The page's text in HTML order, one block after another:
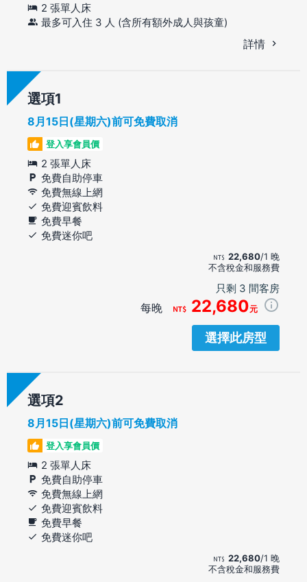
2 張單人床
最多可入住 3 人 (含所有額外成人與孩童)
詳情
選項
8月15日(星期六)前可免費取消
登入享會員價
2 張單人床
免費自助停車
免費無線上網
免費迎賓飲料
免費早餐
免費迷你吧
22,680/1 晚
不含稅金和服務費
只剩 3 間客房
每晚 22,680元
選擇此房型
選項
8月15日(星期六)前可免費取消
登入享會員價
2 張單人床
免費自助停車
免費無線上網
免費迎賓飲料
免費早餐
免費迷你吧
22,680/1 晚
不含稅金和服務費